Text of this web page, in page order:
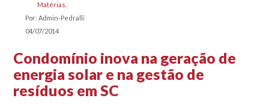
Matérias
Por: Admin-Pedralli
04/07/2014
Condomínio inova na geração de
energia solar e na gestão de
resíduos em SC